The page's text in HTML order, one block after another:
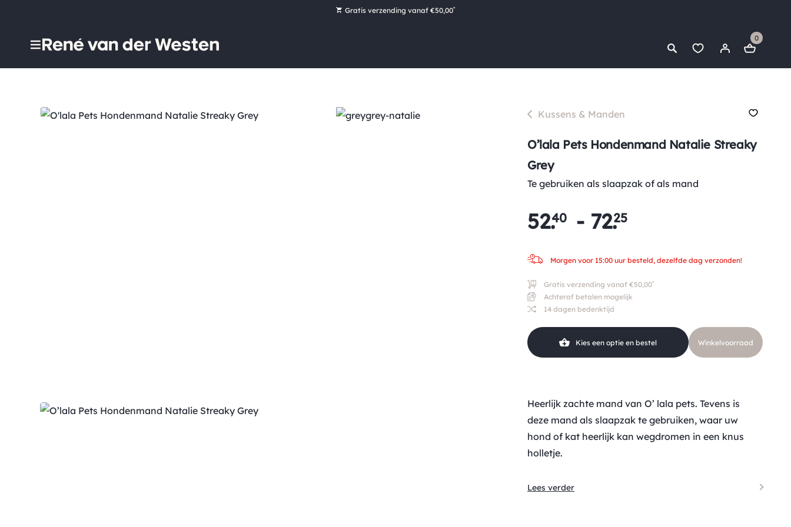
Gratis verzending vanaf €50,00*
0
Kussens & Manden
O’lala Pets Hondenmand Natalie Streaky
Grey
Te gebruiken als slaapzak of als mand
52.40 - 72.25
Morgen voor 15:00 uur besteld, dezelfde dag verzonden!
Gratis verzending vanaf €50,00*
Achteraf betalen mogelijk
14 dagen bedenktijd
Kies een optie en bestel Winkelvoorraad
Heerlijk zachte mand van O’ lala pets. Tevens is
deze mand als slaapzak te gebruiken, waar uw
hond of kat heerlijk kan wegdromen in een knus
holletje.
Lees verder